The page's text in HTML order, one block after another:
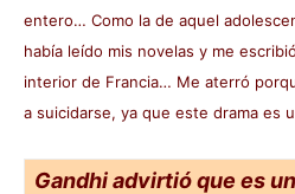
entero… Como la de aquel
había leído mis novelas y me
interior de Francia… Me aterró
a suicidarse, ya que este drama es
Gandhi advirtió que es